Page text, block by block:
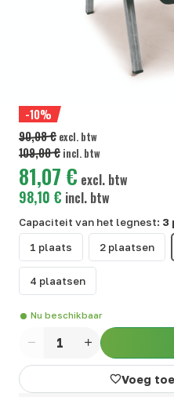
-10%
90,08 € excl. btw
109,00 € incl. btw
81,07 € excl. btw
98,10 € incl. btw
Capaciteit van het legnest: 3
1 plaats
2 plaatsen
4 plaatsen
Nu beschikbaar
Aantal
Voeg